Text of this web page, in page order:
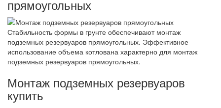
прямоугольных
Стабильность формы в грунте обеспечивают монтаж
подземных резервуаров прямоугольных. Эффективное
использование объема котлована характерно для монтаж
подземных резервуаров прямоугольных.
Монтаж подземных резервуаров
купить